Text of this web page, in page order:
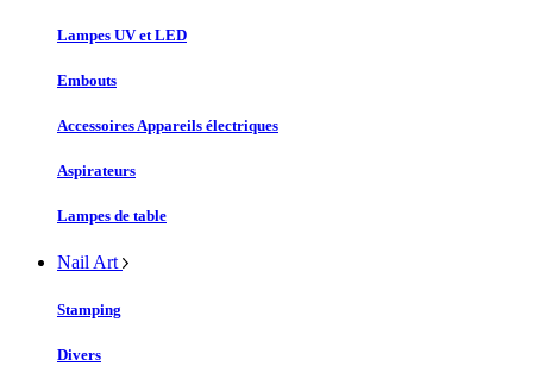
Lampes UV et LED
Embouts
Accessoires Appareils électriques
Aspirateurs
Lampes de table
Nail Art
Stamping
Divers